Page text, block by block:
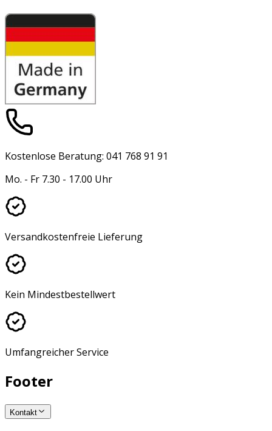
Kostenlose Beratung: 041 768 91 91
Mo. - Fr 7.30 - 17.00 Uhr
Versandkostenfreie Lieferung
Kein Mindestbestellwert
Umfangreicher Service
Footer
Kontakt